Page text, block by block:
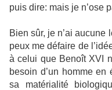
puis dire: mais je n’ose
Bien sûr, je n’ai aucune
peux me défaire de
à celui que Benoît XVI
besoin d’un homme en
sa matérialité